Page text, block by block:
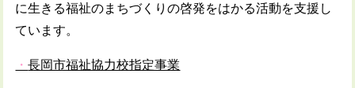
に生きる福祉のまちづくりの啓発をはかる活動を支援し
ています。
・長岡市福祉協力校指定事業